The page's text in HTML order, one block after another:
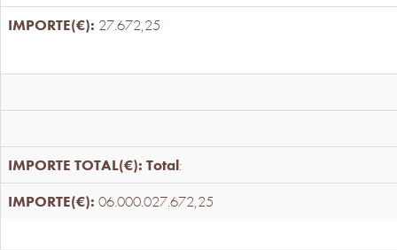
27.672,25
Total:
06.000.027.672,25